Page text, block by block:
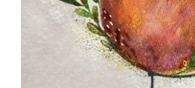
Graphic Create圖文創作